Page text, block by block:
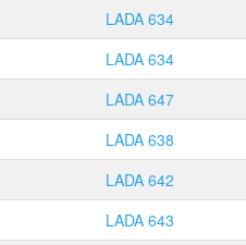
LADA 634
LADA 634
LADA 647
LADA 638
LADA 642
LADA 643